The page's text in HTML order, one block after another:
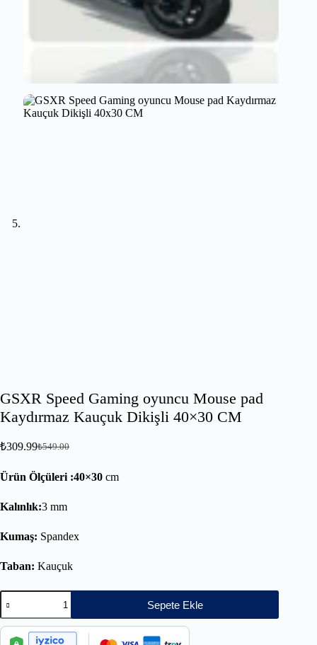
GSXR Speed Gaming oyuncu Mouse pad
Kaydırmaz Kauçuk Dikişli 40×30 CM
₺549.00
₺309.99
Ürün Ölçüleri :40×30 cm
Kalınlık:3 mm
Kumaş: Spandex
Taban: Kauçuk
Sepete Ekle